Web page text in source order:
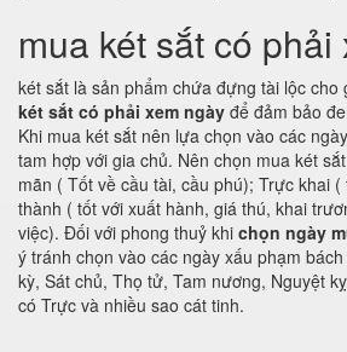
mua két sắt có phải
két sắt là sản phẩm chứa đựng tài lộc cho
két sắt có phải xem ngày để đảm bảo
Khi mua két sắt nên lựa chọn vào các
tam hợp với gia chủ. Nên chọn mua két
mãn ( Tốt về cầu tài, cầu phú); Trực khai
thành ( tốt với xuất hành, giá thú, khai
việc). Đối với phong thuỷ khi chọn ngày
ý tránh chọn vào các ngày xấu phạm
kỳ, Sát chủ, Thọ tử, Tam nương, Nguyệt
có Trực và nhiều sao cát tinh.